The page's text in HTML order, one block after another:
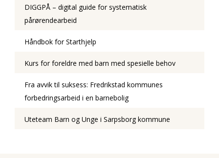
DIGGPÅ – digital guide for systematisk
pårørendearbeid
Håndbok for Starthjelp
Kurs for foreldre med barn med spesielle behov
Fra avvik til suksess: Fredrikstad kommunes
forbedringsarbeid i en barnebolig
Uteteam Barn og Unge i Sarpsborg kommune